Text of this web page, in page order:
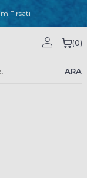
Fırsatı
ARA
(0)